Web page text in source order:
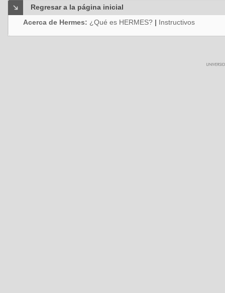
Regresar a la página inicial
Acerca de Hermes: ¿Qué es HERMES? | Instructivos